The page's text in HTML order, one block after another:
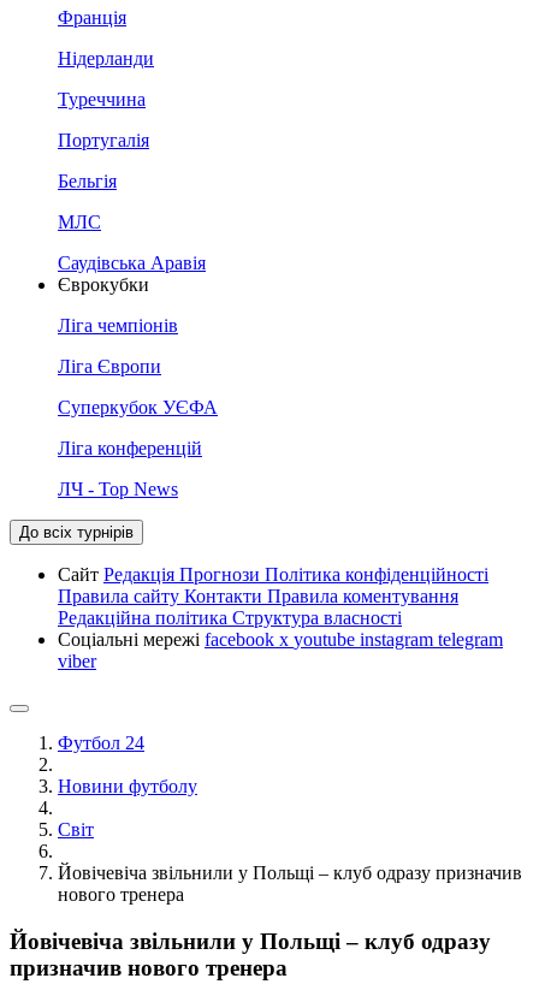
Франція
Нідерланди
Туреччина
Португалія
Бельгія
МЛС
Саудівська Аравія
Єврокубки
Ліга чемпіонів
Ліга Європи
Суперкубок УЄФА
Ліга конференцій
ЛЧ - Top News
До всіх турнірів
Сайт Редакція Прогнози Політика конфіденційності
Правила сайту Контакти Правила коментування
Редакційна політика Структура власності
Соціальні мережі facebook x youtube instagram telegram
viber
Футбол 24
Новини футболу
Світ
Йовічевіча звільнили у Польщі – клуб одразу призначив
нового тренера
Йовічевіча звільнили у Польщі – клуб одразу
призначив нового тренера